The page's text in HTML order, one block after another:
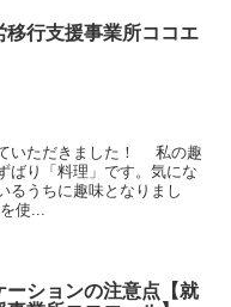
移行支援事業所ココエ
いただきました！ 私の趣
ばり「料理」です。気にな
るうちに趣味となりまし
使...
ーションの注意点【就